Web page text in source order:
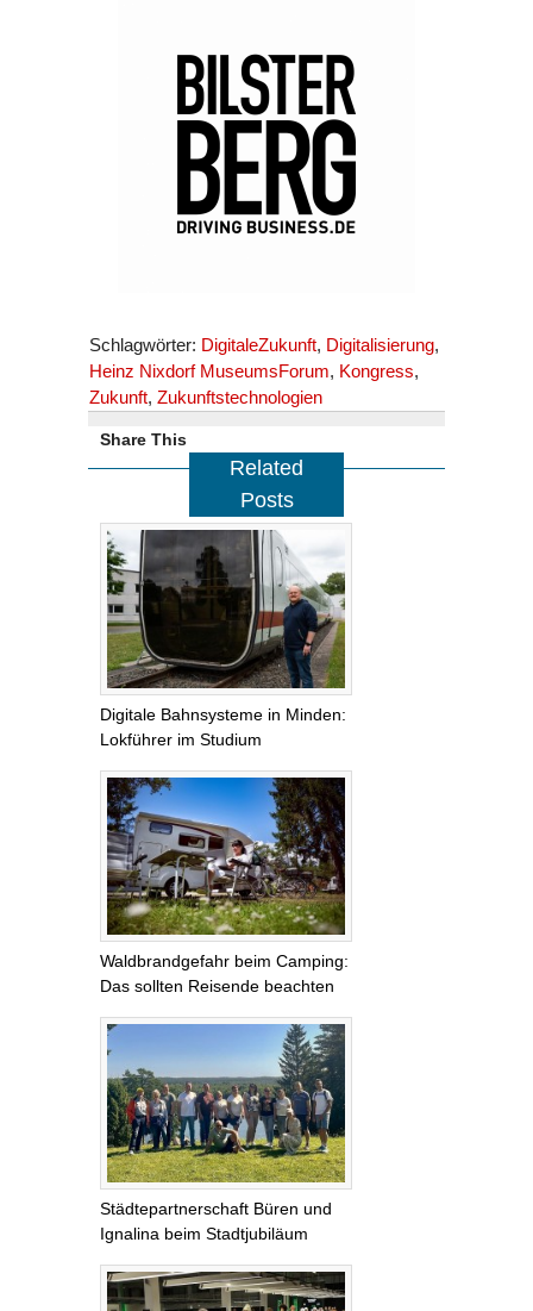
Schlagwörter: DigitaleZukunft, Digitalisierung,
Heinz Nixdorf MuseumsForum, Kongress,
Zukunft, Zukunftstechnologien
Share This
Related
Posts
Digitale Bahnsysteme in Minden:
Lokführer im Studium
Waldbrandgefahr beim Camping:
Das sollten Reisende beachten
Städtepartnerschaft Büren und
Ignalina beim Stadtjubiläum